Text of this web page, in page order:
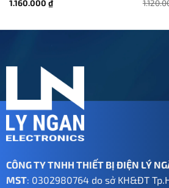
1.160.000 ₫
CÔNG TY TNHH THIẾT BỊ ĐIỆN LÝ
MST: 0302980764 do sở KH&ĐT